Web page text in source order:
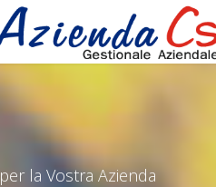
per la Vostra Azienda